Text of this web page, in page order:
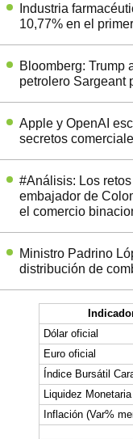
Industria
10,77% en el
Bloomberg: Trump
petrolero Sargeant
Apple y OpenAI
secretos
#Análisis: Los
embajador de
el comercio
Ministro Padrino
distribución de
Dólar oficial
Euro oficial
Índice Bursátil
Liquidez
Inflación (Var%